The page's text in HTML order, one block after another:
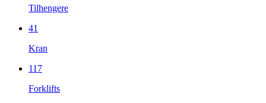
Tilhengere
41
Kran
117
Forklifts